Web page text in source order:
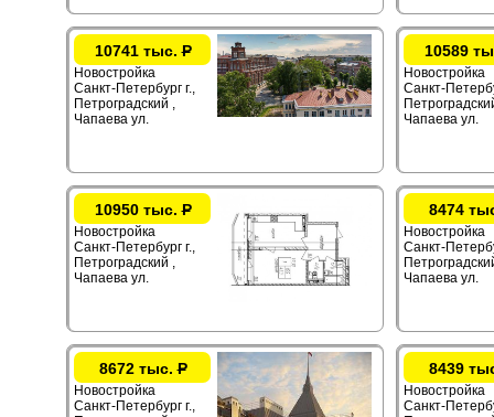
10741 тыс.Р
Новостройка
Санкт-Петербург г.,
Петроградский ,
Чапаева ул.
10589
Новостройка
Санкт-
Чапаева ул.
10950 тыс.Р
Новостройка
Санкт-Петербург г.,
Петроградский ,
Чапаева ул.
8474
Новостройка
Санкт-
Чапаева ул.
8672 тыс.Р
Новостройка
Санкт-Петербург г.,
8439
Новостройка
Санкт-